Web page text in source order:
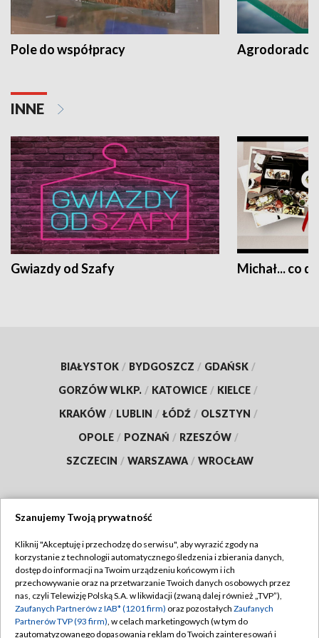
Pole do współpracy Agrodoradcy
INNE
Gwiazdy od Szafy Michał... co
BIAŁYSTOK / BYDGOSZCZ / GDAŃSK /
GORZÓW WLKP. / KATOWICE / KIELCE /
KRAKÓW / LUBLIN / ŁÓDŹ / OLSZTYN /
OPOLE / POZNAŃ / RZESZÓW /
SZCZECIN / WARSZAWA / WROCŁAW
TVP
Abonament TVP
Emisja w TVP
Centrum informacji TVP
Regulamin TVP
Polityka prywatności
Moje zgody
Szanujemy Twoją prywatność
Kliknij "Akceptuję i przechodzę do serwisu", aby wyrazić zgody na
korzystanie z technologii automatycznego śledzenia i zbierania danych,
dostęp do informacji na Twoim urządzeniu końcowym i ich
przechowywanie oraz na przetwarzanie Twoich danych osobowych przez
nas, czyli Telewizję Polską S.A. w likwidacji (zwaną dalej również „TVP”),
Zaufanych Partnerów z IAB* (1201 firm) oraz pozostałych Zaufanych
Partnerów TVP (93 firm), w celach marketingowych (w tym do
zautomatyzowanego dopasowania reklam do Twoich zainteresowań i